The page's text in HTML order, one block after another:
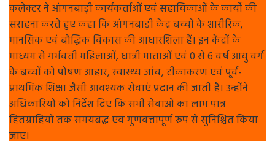
कलेक्टर ने आंगनबाड़ी कार्यकर्ताओं एवं सहायिकाओं के कार्यों की
सराहना करते हुए कहा कि आंगनबाड़ी केंद्र बच्चों के शारीरिक,
मानसिक एवं बौद्धिक विकास की आधारशिला हैं। इन केंद्रों के
माध्यम से गर्भवती महिलाओं, धात्री माताओं एवं 0 से 6 वर्ष आयु वर्ग
के बच्चों को पोषण आहार, स्वास्थ्य जांच, टीकाकरण एवं पूर्व-
प्राथमिक शिक्षा जैसी आवश्यक सेवाएं प्रदान की जाती हैं। उन्होंने
अधिकारियों को निर्देश दिए कि सभी सेवाओं का लाभ पात्र
हितग्राहियों तक समयबद्ध एवं गुणवत्तापूर्ण रूप से सुनिश्चित किया
जाए।